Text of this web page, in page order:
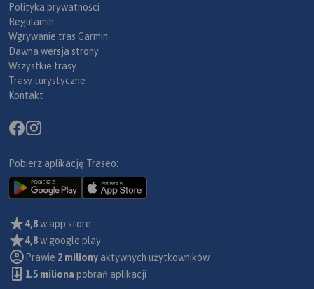
Polityka prywatności
Regulamin
Wgrywanie tras Garmin
Dawna wersja strony
Wszystkie trasy
Trasy turystyczne
Kontakt
Pobierz aplikację Traseo:
4,8w app store
4,8w google play
Prawie 2 miliony aktywnych użytkowników
1.5 miliona pobrań aplikacji